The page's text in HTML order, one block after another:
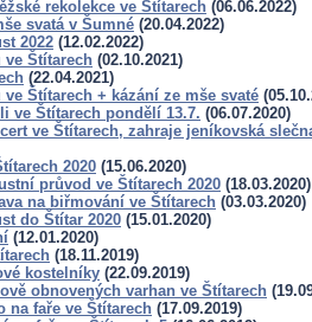
rekolekce ve Štítarech (06.06.2022)
svatá v Šumné (20.04.2022)
2022 (12.02.2022)
ve Štítarech (02.10.2021)
(22.04.2021)
Štítarech + kázání ze mše svaté
ve Štítarech pondělí 13.7. (06.07.2020)
ve Štítarech, zahraje jeníkovská
2020 (15.06.2020)
průvod ve Štítarech 2020 (18.03.2020)
na biřmování ve Štítarech (03.03.2020)
do Štítar 2020 (15.01.2020)
(12.01.2020)
(18.11.2019)
kostelníky (22.09.2019)
obnovených varhan ve Štítarech
na faře ve Štítarech (17.09.2019)